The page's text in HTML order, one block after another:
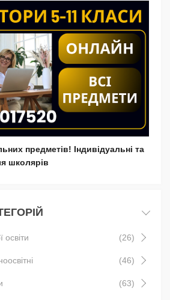
освіти (26)
(46)
(63)
предметів! Індивідуальні та
школярів